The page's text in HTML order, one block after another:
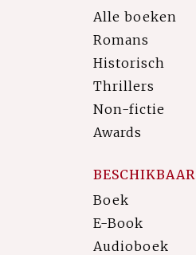
Alle boeken
Romans
Historisch
Thrillers
Non-fictie
Awards
BESCHIKBAAR
Boek
E-Book
Audioboek